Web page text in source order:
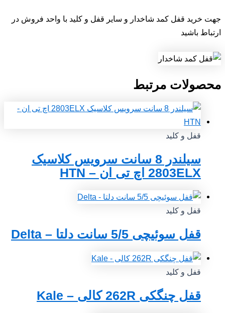
جهت خرید قفل کمد شاخدار و سایر قفل و کلید با واحد فروش در
ارتباط باشید
محصولات مرتبط
قفل و کلید
سیلندر 8 سانت سرویس کلاسیک
2803ELX اچ تی ان – HTN
قفل و کلید
قفل سوئیچی 5/5 سانت دلتا – Delta
قفل و کلید
قفل چنگکی 262R کالی – Kale